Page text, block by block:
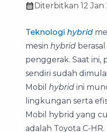
Diterbitkan 12
Teknologi hybrid
mesin hybrid
penggerak. Saat ini,
sendiri sudah
Mobil hybrid ini
lingkungan serta
Mobil hybrid yang
adalah Toyota C-